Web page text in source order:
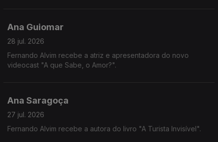
Ana Guiomar
28 jul. 2026
Fernando Alvim recebe a atriz e apresentadora do novo
videocast "A que Sabe, o Amor?".
Ana Saragoça
27 jul. 2026
Fernando Alvim recebe a autora do livro "A Turista Invisível".